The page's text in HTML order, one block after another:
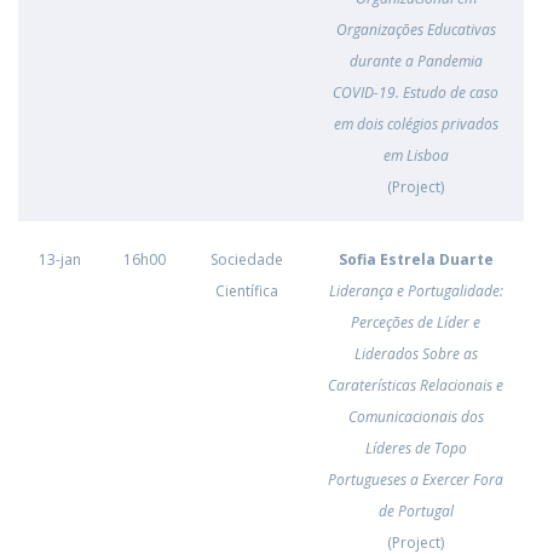
Organizações Educativas
durante a Pandemia
COVID-19. Estudo de caso
em dois colégios privados
em Lisboa
(Project)
13-jan 16h00
Sociedade
Científica
Sofia Estrela Duarte
Liderança e Portugalidade:
Perceções de Líder e
Liderados Sobre as
Caraterísticas Relacionais e
Comunicacionais dos
Líderes de Topo
Portugueses a Exercer Fora
de Portugal
(Project)